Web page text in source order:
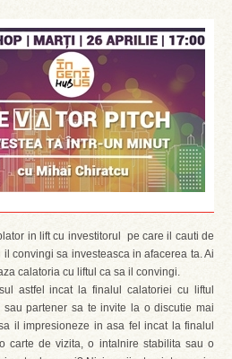
in lift cu investitorul pe care il cauti de
convingi sa investeasca in afacerea ta. Ai
calatoria cu liftul ca sa il convingi.
astfel incat la finalul calatoriei cu liftul
partener sa te invite la o discutie mai
il impresioneze in asa fel incat la finalul
carte de vizita, o intalnire stabilita sau o